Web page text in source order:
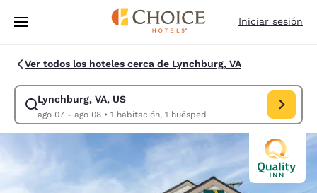
Saltar A Contenido Principal
Iniciar sesión
Ver todos los hoteles cerca de Lynchburg, VA
Lynchburg, VA, US
ago 07 - ago 08• 1 habitación, 1 huésped
Modificar búsqueda para Lynchburg, VA, US. Fecha de entrada ago